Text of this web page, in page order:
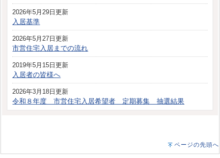
2026年5月29日更新
入居基準
2026年5月27日更新
市営住宅入居までの流れ
2019年5月15日更新
入居者の皆様へ
2026年3月18日更新
令和８年度 市営住宅入居希望者 定期募集 抽選結果
ページの先頭へ